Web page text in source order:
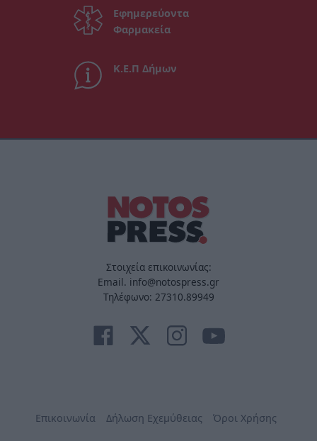
Εφημερεύοντα
Φαρμακεία
Κ.Ε.Π Δήμων
Στοιχεία επικοινωνίας:
Email. info@notospress.gr
Τηλέφωνο: 27310.89949
Επικοινωνία Δήλωση Εχεμύθειας Όροι Χρήσης